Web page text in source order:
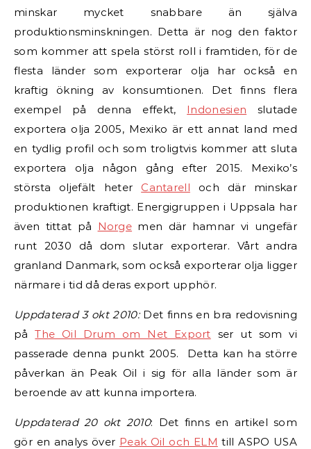
minskar mycket snabbare än själva
produktionsminskningen. Detta är nog den faktor
som kommer att spela störst roll i framtiden, för de
flesta länder som exporterar olja har också en
kraftig ökning av konsumtionen. Det finns flera
exempel på denna effekt, Indonesien slutade
exportera olja 2005, Mexiko är ett annat land med
en tydlig profil och som troligtvis kommer att sluta
exportera olja någon gång efter 2015. Mexiko’s
största oljefält heter Cantarell och där minskar
produktionen kraftigt. Energigruppen i Uppsala har
även tittat på Norge men där hamnar vi ungefär
runt 2030 då dom slutar exporterar. Vårt andra
granland Danmark, som också exporterar olja ligger
närmare i tid då deras export upphör.
Uppdaterad 3 okt 2010:Det finns en bra redovisning
påThe Oil Drum om Net Export ser ut som vi
passerade denna punkt 2005. Detta kan ha större
påverkan än Peak Oil i sig för alla länder som är
beroende av att kunna importera.
Uppdaterad 20 okt 2010: Det finns en artikel som
gör en analys över Peak Oil och ELM till ASPO USA